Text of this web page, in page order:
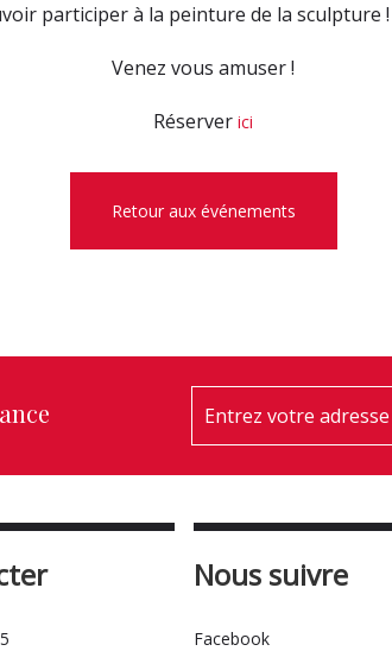
participer à la peinture de la sculpture
Venez vous amuser !
Réserver ici
Retour aux événements
Nous suivre
Facebook